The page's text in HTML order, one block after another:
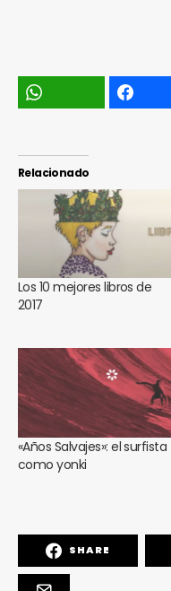
Relacionado
Los 10 mejores libros de
2017
«Años Salvajes»: el surfista
como yonki
SHARE